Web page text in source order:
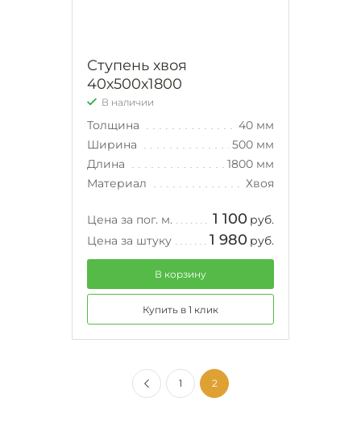
Ступень хвоя
40х500х1800
В наличии
Толщина
40 мм
Ширина
500 мм
Длина
1800 мм
Материал
Хвоя
Цена за пог. м. 1 100 руб.
Цена за штуку
1 980 руб.
В корзину
Купить в 1 клик
1 2